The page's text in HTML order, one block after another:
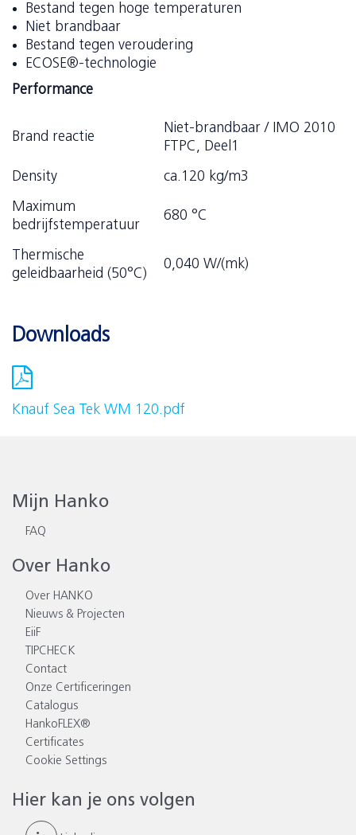
Bestand tegen hoge temperaturen
Niet brandbaar
Bestand tegen veroudering
ECOSE®-technologie
Performance
Brand reactie
Niet-brandbaar / IMO 2010
FTPC, Deel1
Density
ca.120 kg/m3
Maximum
bedrijfstemperatuur
680 °C
Thermische
geleidbaarheid (50°C)
0,040 W/(mk)
Downloads
Knauf Sea Tek WM 120.pdf
Mijn Hanko
FAQ
Over Hanko
Over HANKO
Nieuws & Projecten
EiiF
TIPCHECK
Contact
Onze Certificeringen
Catalogus
HankoFLEX®
Certificates
Cookie Settings
Hier kan je ons volgen